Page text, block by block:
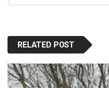
RELATED POST